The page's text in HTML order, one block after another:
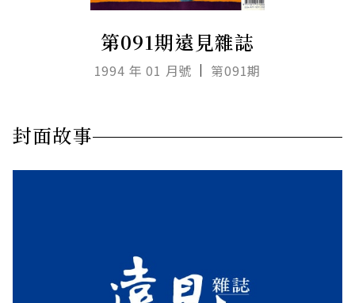
第091期遠見雜誌
1994 年 01 月號 第091期
封面故事